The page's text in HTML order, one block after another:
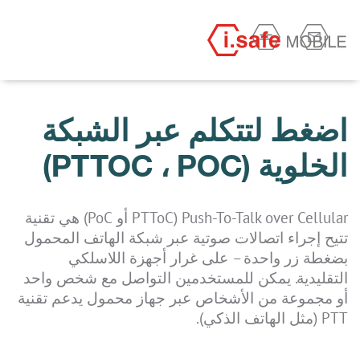
اضغط لتتكلم عبر الشبكة
الخلوية (PTTOC ، POC)
Push-To-Talk over Cellular (PTToC أو PoC) هي تقنية
تتيح إجراء اتصالات صوتية عبر شبكة الهاتف المحمول
بضغطة زر واحدة – على غرار أجهزة اللاسلكي
التقليدية. يمكن للمستخدمين التواصل مع شخص واحد
أو مجموعة من الأشخاص عبر جهاز محمول يدعم تقنية
PTT (مثل الهاتف الذكي).